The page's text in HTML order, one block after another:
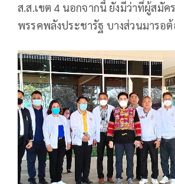
ส.ส.เขต 4 นอกจากนี้ ยังมีว่าที่ผู้สมัค
พรรคพลังประชารัฐ บางส่วนมารอ